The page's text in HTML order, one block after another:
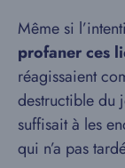
Même si
profaner ces
réagissaient
destructible du
suffisait à les
qui n’a pas